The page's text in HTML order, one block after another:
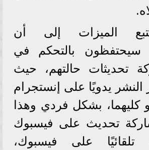
الميزات إلى أن
سيحتفظون بالتحكم في
تحديثات حالتهم، حيث
النشر يدويًا على إنستجرام
كليهما، بشكل فردي وهذا
تحديث على فيسبوك
على فيسبوك،